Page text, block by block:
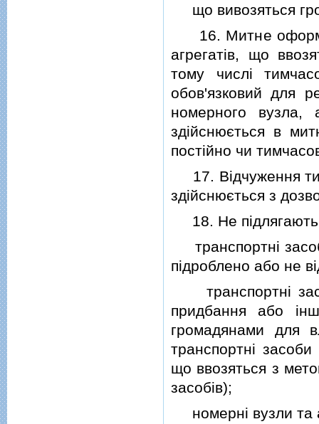
що вивозяться
16. Митне
агрегатiв, що
тому числi
обов'язковий для
номерного вузла,
здiйснюється в
постiйно чи
17. Вiдчуження
здiйснюється з
18. Не пiдлягають
транспортнi
пiдроблено або не
транспортнi
придбання або
громадянами для
транспортнi
що ввозяться з
засобiв);
номернi вузли та